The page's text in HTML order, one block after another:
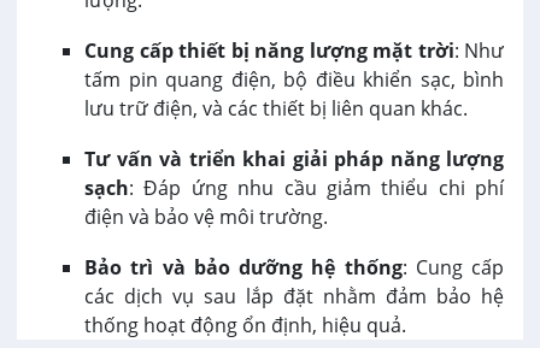
Cung cấp thiết bị năng lượng mặt trời: Như
tấm pin quang điện, bộ điều khiển sạc, bình
lưu trữ điện, và các thiết bị liên quan khác.
Tư vấn và triển khai giải pháp năng lượng
sạch: Đáp ứng nhu cầu giảm thiểu chi phí
điện và bảo vệ môi trường.
Bảo trì và bảo dưỡng hệ thống: Cung cấp
các dịch vụ sau lắp đặt nhằm đảm bảo hệ
thống hoạt động ổn định, hiệu quả.